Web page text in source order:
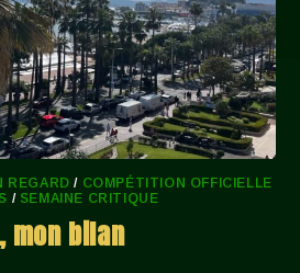
REGARD / COMPÉTITION OFFICIELLE
/ SEMAINE CRITIQUE
mon bilan